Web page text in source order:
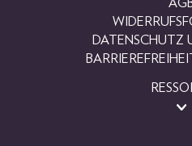
DATENSCHUTZ